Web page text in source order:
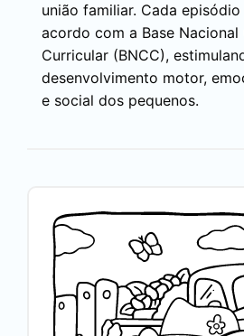
união familiar. Cada
acordo com a Base Nacional
Curricular (BNCC),
desenvolvimento motor,
e social dos pequenos.